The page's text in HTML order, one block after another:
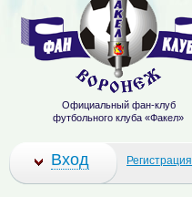
Официальный фан-клуб
футбольного клуба «Факел»
Вход Регистрация